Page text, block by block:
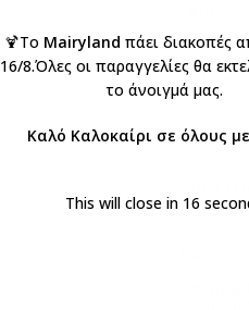
Τύπος
🍹Το Mairyland πάει διακοπές
16/8.Όλες οι παραγγελίες θα
το άνοιγμά μας.
Καλό Καλοκαίρι σε όλους
This will close in 15